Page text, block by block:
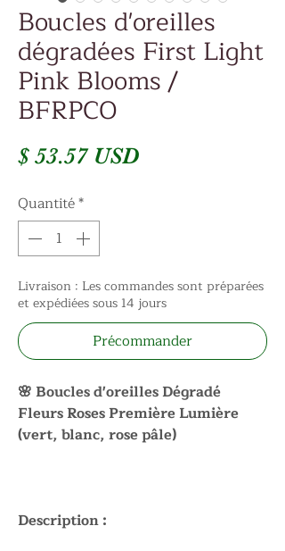
Boucles d'oreilles
dégradées First Light
Pink Blooms /
BFRPCO
$ 53.57 USDPrix
Quantité*
Livraison : Les commandes sont préparées
et expédiées sous 14 jours
Précommander
🌸 Boucles d'oreilles Dégradé
Fleurs Roses Première Lumière
(vert, blanc, rose pâle)
Description :